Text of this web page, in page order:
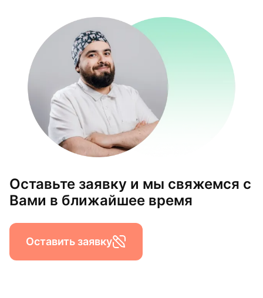
Оставьте заявку и мы свяжемся с
Вами в ближайшее время
Оставить заявку